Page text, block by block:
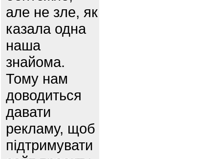
але не зле, як
казала одна
наша
знайома.
Тому нам
доводиться
давати
рекламу, щоб
підтримувати